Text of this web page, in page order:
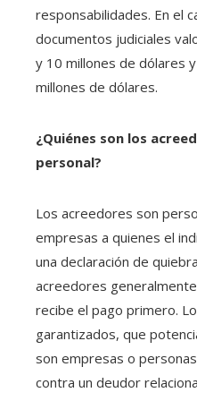
responsabilidades. En el
documentos judiciales
y 10 millones de dólares
millones de dólares.
¿Quiénes son los
personal?
Los acreedores son
empresas a quienes el
una declaración de
acreedores
recibe el pago primero.
garantizados, que
son empresas o
contra un deudor